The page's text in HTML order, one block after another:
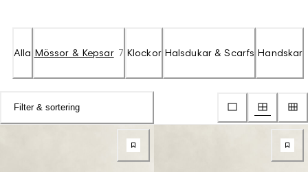
Alla Mössor & Kepsar 7 Klockor Halsdukar & Scarfs Handskar
Filter & sortering